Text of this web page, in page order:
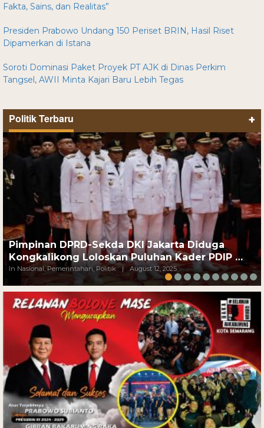
Fakta, Sains, dan Realitas”
Presiden Prabowo Undang 150 Periset BRIN, Hasil Riset
Dipamerkan di Istana
Soroti Dominasi Paket Proyek PT AJK di Dinas Perkim
Tangsel, AWII Minta Kajari Baru Lebih Tegas
Politik Terbaru +
Pimpinan DPRD-Sekda DKI Jakarta Diduga
Kongkalikong Loloskan Puluhan Kader PDIP …
In Nasional, Pemerintahan, Politik | August 12, 2025